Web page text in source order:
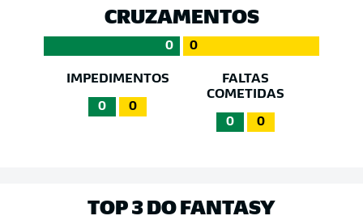
CRUZAMENTOS
0 0
IMPEDIMENTOS
0 0
FALTAS
COMETIDAS
0 0
TOP 3 DO FANTASY